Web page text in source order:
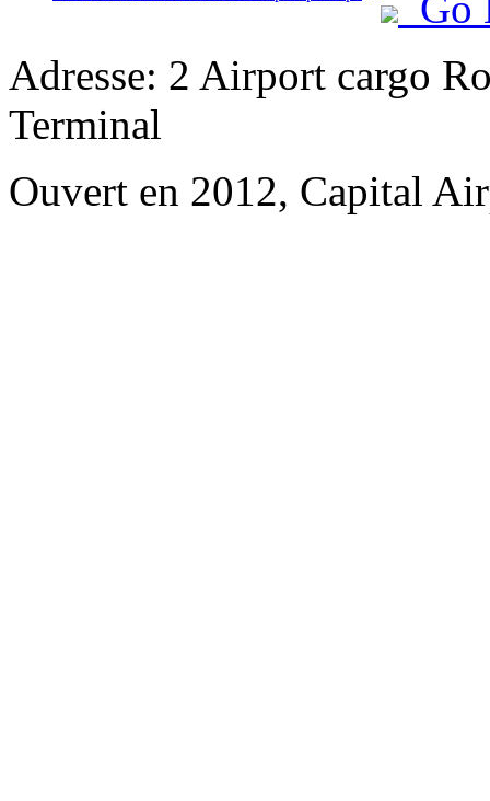
Adresse: 2 Airport cargo
Terminal
Ouvert en 2012, Capital